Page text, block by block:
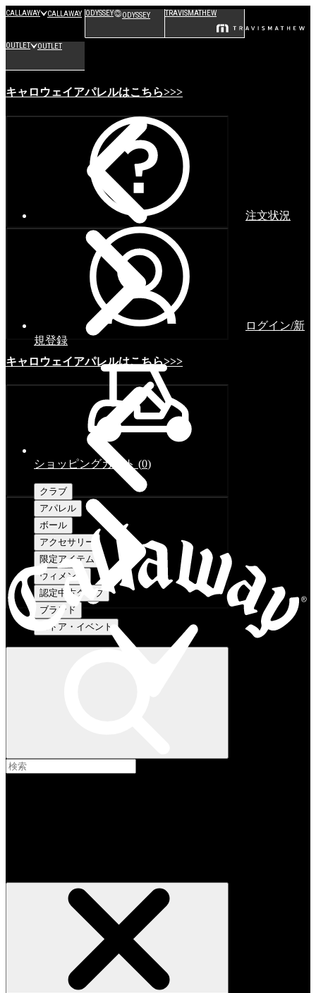
CALLAWAY CALLAWAY ODYSSEY ODYSSEY TRAVISMATHEW
OUTLET OUTLET
キャロウェイアパレルはこちら>>>
キャロウェイアパレルはこちら>>>
注文状況
ログイン/新
規登録
ショッピングカート (0)
クラブ
アパレル
ボール
アクセサリー
限定アイテム
ウィメンズ
認定中古クラブ
ブランド
ストア・イベント